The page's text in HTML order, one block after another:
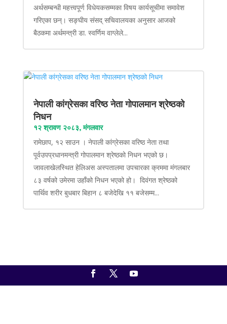
अर्थसम्बन्धी महत्त्वपूर्ण विधेयकसम्मका विषय कार्यसूचीमा समावेश
गरिएका छन्। सङ्घीय संसद् सचिवालयका अनुसार आजको
बैठकमा अर्थमन्त्री डा. स्वर्णिम वाग्लेले...
नेपाली कांग्रेसका वरिष्ठ नेता गोपालमान श्रेष्ठको
निधन
१२ श्रावण २०८३, मंगलवार
रामेछाप, १२ साउन । नेपाली कांग्रेसका वरिष्ठ नेता तथा
पूर्वउपप्रधानमन्त्री गोपालमान श्रेष्ठको निधन भएको छ।
जावलाखेलस्थित हेलिअस अस्पतालमा उपचारका क्रममा मंगलबार
८३ वर्षको उमेरमा उहाँको निधन भएको हो। दिवंगत श्रेष्ठको
पार्थिव शरीर बुधबार बिहान ८ बजेदेखि ११ बजेसम्म...